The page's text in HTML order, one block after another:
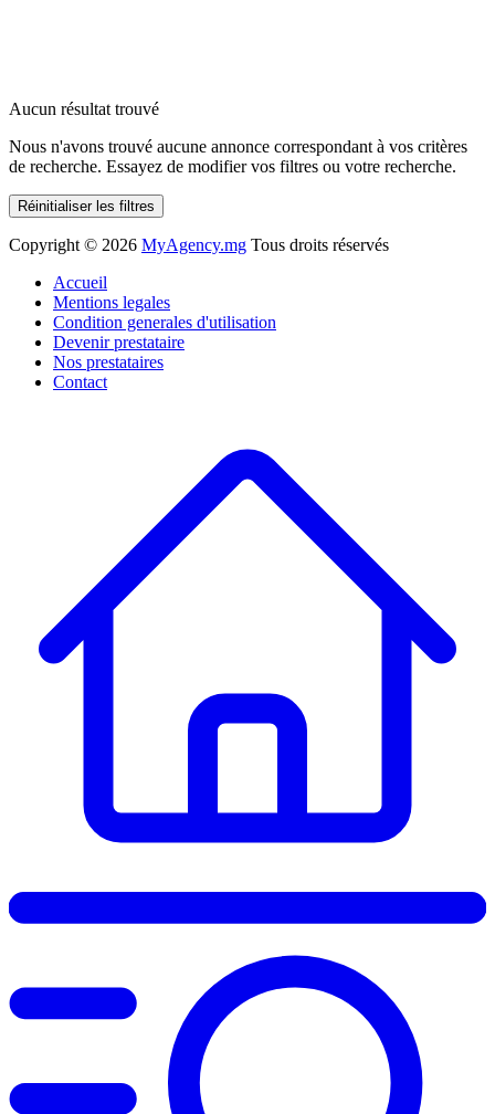
Aucun résultat trouvé
Nous n'avons trouvé aucune annonce correspondant à vos critères
de recherche. Essayez de modifier vos filtres ou votre recherche.
Réinitialiser les filtres
Copyright © 2026 MyAgency.mg Tous droits réservés
Accueil
Mentions legales
Condition generales d'utilisation
Devenir prestataire
Nos prestataires
Contact